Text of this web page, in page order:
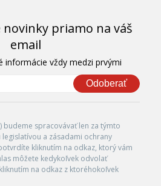
novinky priamo na váš
email
informácie vždy medzi prvými
Odoberať
budeme spracovávať len za týmto
a zásadami ochrany
kliknutím na odkaz, ktorý vám
môžete kedykoľvek odvolať
na odkaz z ktoréhokoľvek